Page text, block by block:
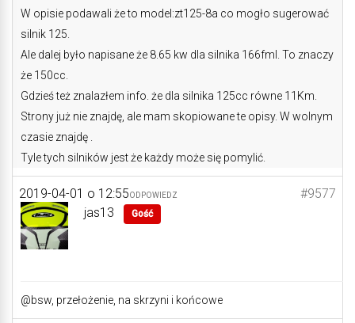
W opisie podawali że to model:zt125-8a co mogło sugerować
silnik 125.
Ale dalej było napisane że 8.65 kw dla silnika 166fml. To znaczy
że 150cc.
Gdzieś też znalazłem info. że dla silnika 125cc równe 11Km.
Strony już nie znajdę, ale mam skopiowane te opisy. W wolnym
czasie znajdę .
Tyle tych silników jest że każdy może się pomylić.
2019-04-01 o 12:55 #9577
ODPOWIEDZ
jas13 Gość
@bsw, przełożenie, na skrzyni i końcowe